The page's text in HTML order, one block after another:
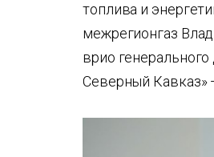
топлива и
межрегионгаз
врио
Северный Кавказ»